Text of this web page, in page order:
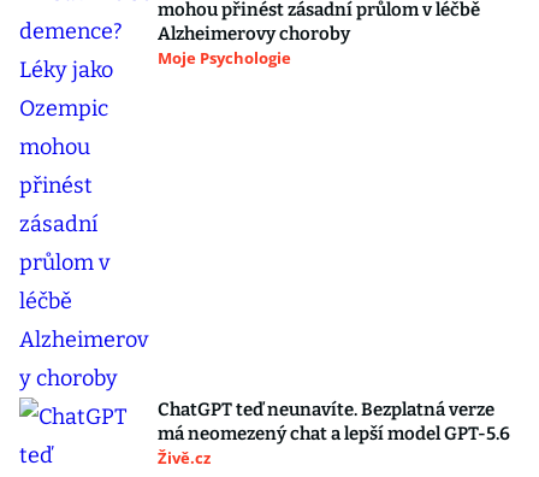
mohou přinést zásadní průlom v léčbě
Alzheimerovy choroby
Moje Psychologie
ChatGPT teď neunavíte. Bezplatná verze
má neomezený chat a lepší model GPT-5.6
Živě.cz